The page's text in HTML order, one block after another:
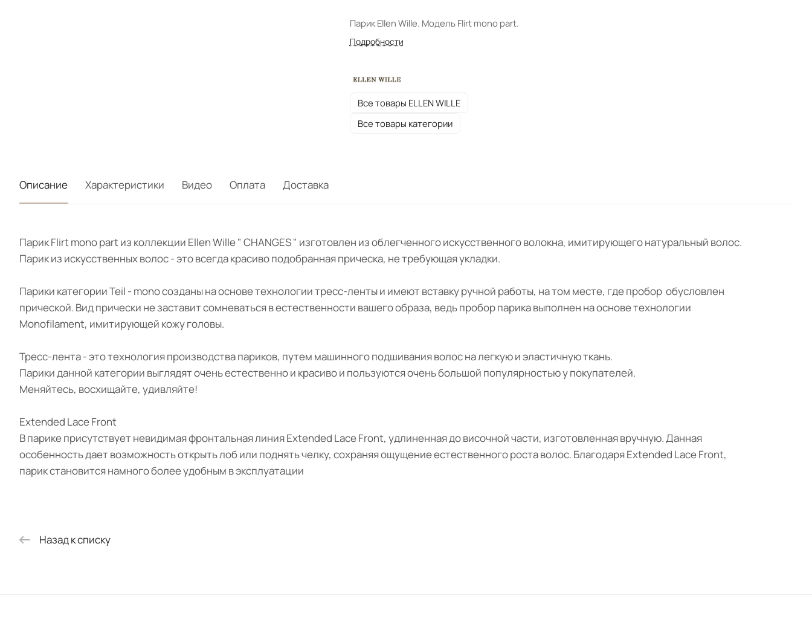
Парик Ellen Wille. Модель Flirt mono part.
Подробности
Все товары ELLEN WILLE
Все товары категории
Описание Характеристики Видео Оплата Доставка
Парик Flirt mono part из коллекции Ellen Wille " CHANGES " изготовлен из облегченного искусственного волокна, имитирующего натуральный волос.
Парик из искусственных волос - это всегда красиво подобранная прическа, не требующая укладки.
Парики категории Teil - mono созданы на основе технологии тресс-ленты и имеют вставку ручной работы, на том месте, где пробор обусловлен
прической. Вид прически не заставит сомневаться в естественности вашего образа, ведь пробор парика выполнен на основе технологии
Monofilament, имитирующей кожу головы.
Тресс-лента - это технология производства париков, путем машинного подшивания волос на легкую и эластичную ткань.
Парики данной категории выглядят очень естественно и красиво и пользуются очень большой популярностью у покупателей.
Меняйтесь, восхищайте, удивляйте!
Extended Lace Front
В парике присутствует невидимая фронтальная линия Extended Lace Front, удлиненная до височной части, изготовленная вручную. Данная
особенность дает возможность открыть лоб или поднять челку, сохраняя ощущение естественного роста волос. Благодаря Extended Lace Front,
парик становится намного более удобным в эксплуатации
Назад к списку